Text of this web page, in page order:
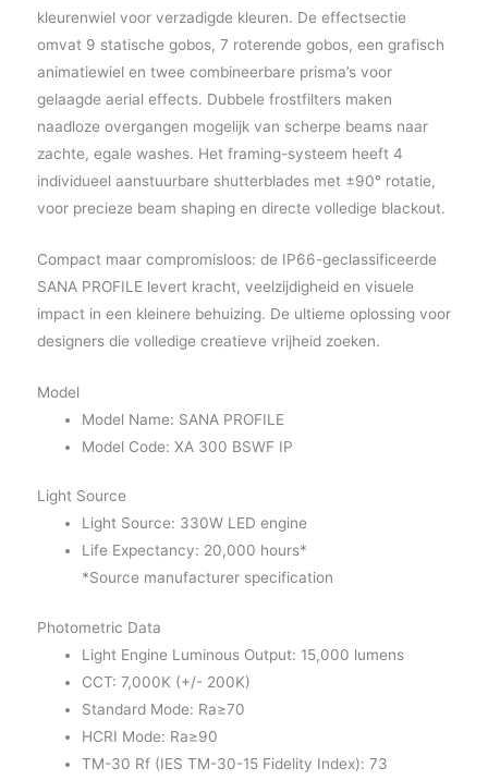
kleurenwiel voor verzadigde kleuren. De effectsectie
omvat 9 statische gobos, 7 roterende gobos, een grafisch
animatiewiel en twee combineerbare prisma’s voor
gelaagde aerial effects. Dubbele frostfilters maken
naadloze overgangen mogelijk van scherpe beams naar
zachte, egale washes. Het framing-systeem heeft 4
individueel aanstuurbare shutterblades met ±90° rotatie,
voor precieze beam shaping en directe volledige blackout.
Compact maar compromisloos: de IP66-geclassificeerde
SANA PROFILE levert kracht, veelzijdigheid en visuele
impact in een kleinere behuizing. De ultieme oplossing voor
designers die volledige creatieve vrijheid zoeken.
Model
Model Name: SANA PROFILE
Model Code: XA 300 BSWF IP
Light Source
Light Source: 330W LED engine
Life Expectancy: 20,000 hours*
*Source manufacturer specification
Photometric Data
Light Engine Luminous Output: 15,000 lumens
CCT: 7,000K (+/- 200K)
Standard Mode: Ra≥70
HCRI Mode: Ra≥90
TM-30 Rf (IES TM-30-15 Fidelity Index): 73